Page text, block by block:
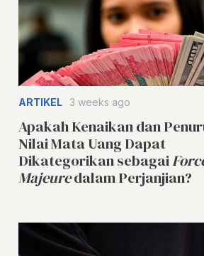
ARTIKEL 3 weeks ago
Apakah Kenaikan dan
Nilai Mata Uang Dapat
Dikategorikan sebagai
Majeuredalam Perjanjian?